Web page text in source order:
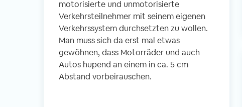
motorisierte und unmotorisierte
Verkehrsteilnehmer mit seinem eigenen
Verkehrssystem durchsetzten zu wollen.
Man muss sich da erst mal etwas
gewöhnen, dass Motorräder und auch
Autos hupend an einem in ca. 5 cm
Abstand vorbeirauschen.